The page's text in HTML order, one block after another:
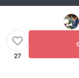
27